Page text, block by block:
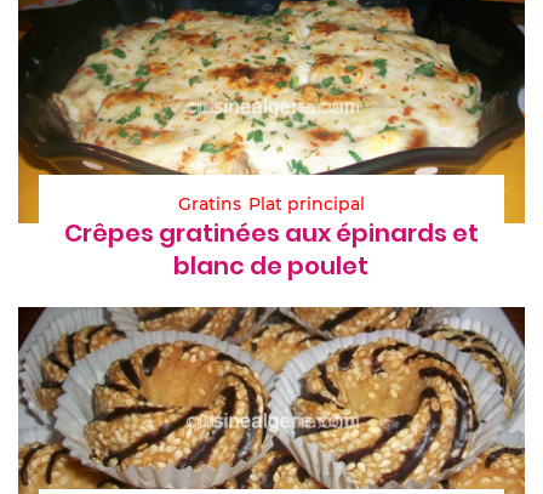
Gratins Plat principal
Crêpes gratinées aux épinards et
blanc de poulet